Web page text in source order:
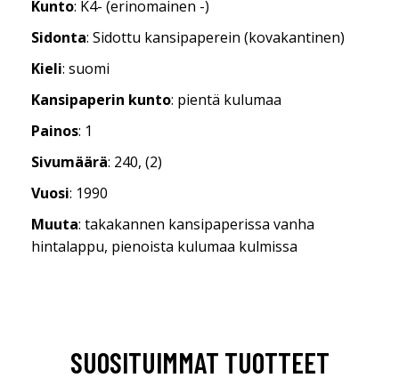
Kunto: K4- (erinomainen -)
Sidonta: Sidottu kansipaperein (kovakantinen)
Kieli: suomi
Kansipaperin kunto: pientä kulumaa
Painos: 1
Sivumäärä: 240, (2)
Vuosi: 1990
Muuta: takakannen kansipaperissa vanha
hintalappu, pienoista kulumaa kulmissa
SUOSITUIMMAT TUOTTEET